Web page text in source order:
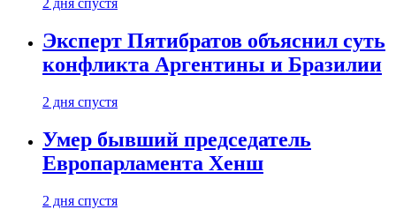
2 дня спустя
Эксперт Пятибратов объяснил суть
конфликта Аргентины и Бразилии
2 дня спустя
Умер бывший председатель
Европарламента Хенш
2 дня спустя